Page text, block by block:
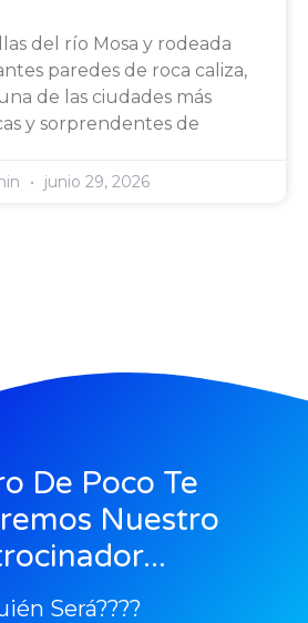
del río Mosa y rodeada
paredes de roca caliza,
de las ciudades más
y sorprendentes de
junio 29, 2026
De Poco Te
Nuestro
Será????